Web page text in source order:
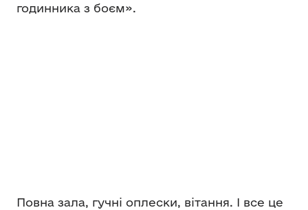
годинника з боєм».
Повна зала, гучні оплески, вітання. І все це